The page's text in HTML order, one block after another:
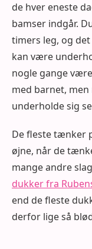
de hver eneste
bamser indgår.
timers leg, og
kan være
nogle gange
med barnet,
underholde sig
De fleste tænker
øjne, når de
mange andre
dukker fra
end de fleste
derfor lige så